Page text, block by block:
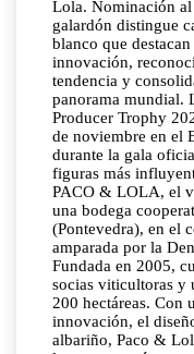
Lola. Nominación
galardón distingue
blanco que
innovación,
tendencia y
panorama mundial.
Producer Trophy
de noviembre en el
durante la gala
figuras más
PACO & LOLA, el
una bodega
(Pontevedra), en el
amparada por la
Fundada en 2005,
socias viticultoras y
200 hectáreas. Con
innovación, el
albariño, Paco &